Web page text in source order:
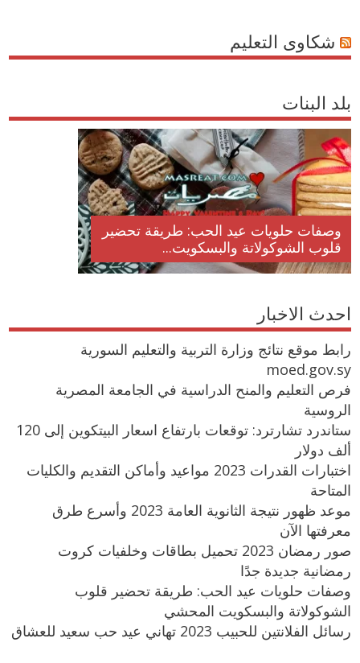
شكاوى التعليم
بلد البنات
وصفات حلويات عيد الحب: طريقة تحضير
قلوب الشوكولاتة والبسكويت...
احدث الاخبار
رابط موقع نتائج وزارة التربية والتعليم السورية
moed.gov.sy
فرص التعليم والمنح الدراسية في الجامعة المصرية
الروسية
ستاندرد تشارترد: توقعات بارتفاع اسعار البيتكوين إلى 120
ألف دولار
اختبارات القدرات 2023 مواعيد وأماكن التقديم والكليات
المتاحة
موعد ظهور نتيجة الثانوية العامة 2023 وأسرع طرق
معرفتها الآن
صور رمضان 2023 تحميل بطاقات وخلفيات كروت
رمضانية جديدة جدًا
وصفات حلويات عيد الحب: طريقة تحضير قلوب
الشوكولاتة والبسكويت المحشي
رسائل الفلانتين للحبيب 2023 تهاني عيد حب سعيد للعشاق